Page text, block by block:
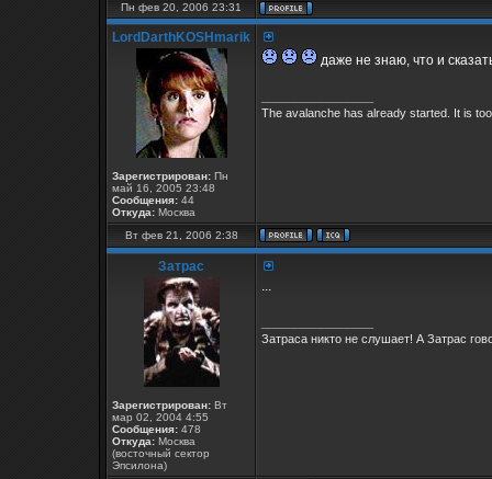
Пн фев 20, 2006 23:31
LordDarthKOSHmarik
Зарегистрирован: Пн
май 16, 2005 23:48
Сообщения: 44
Откуда: Москва
даже не знаю, что и
The avalanche has already started. It is
Вт фев 21, 2006 2:38
Затрас
Зарегистрирован: Вт
мар 02, 2004 4:55
Сообщения: 478
Откуда: Москва
(восточный сектор
Эпсилона)
...
Затраса никто не слушает! А Затрас